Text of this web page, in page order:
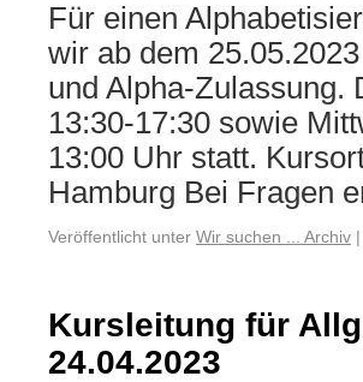
Für einen
wir ab dem
und Alpha-Zulassung.
13:30-17:30 sowie
13:00 Uhr statt.
Hamburg Bei Fragen
Veröffentlicht unter Wir suchen ... Archiv |
Kursleitung für
24.04.2023